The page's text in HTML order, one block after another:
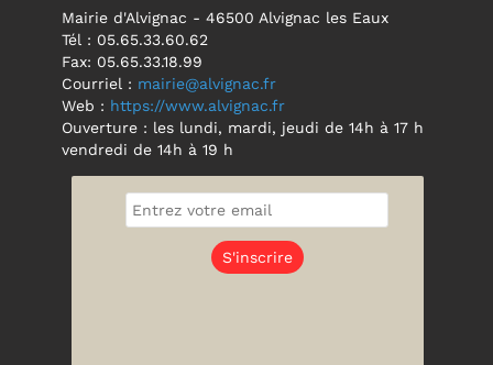
Mairie d'Alvignac - 46500 Alvignac les Eaux
Tél : 05.65.33.60.62
Fax: 05.65.33.18.99
Courriel : mairie@alvignac.fr
Web : https://www.alvignac.fr
Ouverture : les lundi, mardi, jeudi de 14h à 17 h
vendredi de 14h à 19 h